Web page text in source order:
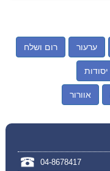
ערעור רום ושלח
יסודות
אוורור
04-8678417